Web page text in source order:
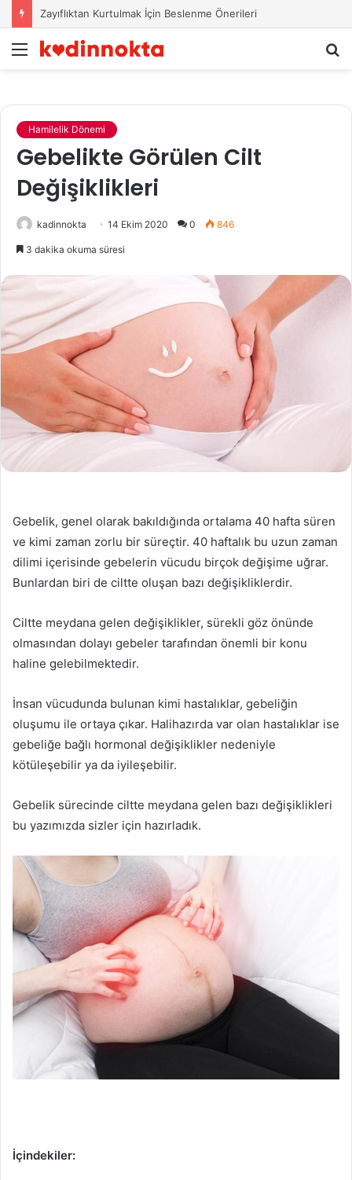
Zayıflıktan Kurtulmak İçin Beslenme Önerileri
Menü
Hamilelik Dönemi
Gebelikte Görülen Cilt
Değişiklikleri
kadinnokta 14 Ekim 2020 0 846
3 dakika okuma süresi
Gebelik, genel olarak bakıldığında ortalama 40 hafta süren
ve kimi zaman zorlu bir süreçtir. 40 haftalık bu uzun zaman
dilimi içerisinde gebelerin vücudu birçok değişime uğrar.
Bunlardan biri de ciltte oluşan bazı değişikliklerdir.
Ciltte meydana gelen değişiklikler, sürekli göz önünde
olmasından dolayı gebeler tarafından önemli bir konu
haline gelebilmektedir.
İnsan vücudunda bulunan kimi hastalıklar, gebeliğin
oluşumu ile ortaya çıkar. Halihazırda var olan hastalıklar ise
gebeliğe bağlı hormonal değişiklikler nedeniyle
kötüleşebilir ya da iyileşebilir.
Gebelik sürecinde ciltte meydana gelen bazı değişiklikleri
bu yazımızda sizler için hazırladık.
İçindekiler: